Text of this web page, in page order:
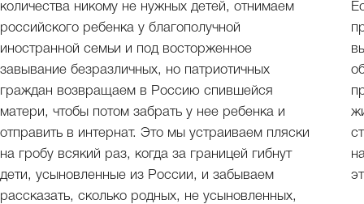
количества никому не нужных детей, отнимаем
российского ребенка у благополучной
иностранной семьи и под восторженное
завывание безразличных, но патриотичных
граждан возвращаем в Россию спившейся
матери, чтобы потом забрать у нее ребенка и
отправить в интернат. Это мы устраиваем пляски
на гробу всякий раз, когда за границей гибнут
дети, усыновленные из России, и забываем
рассказать, сколько родных, не усыновленных,